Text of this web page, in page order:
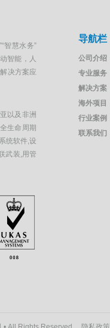
智慧水务”
智能，人
决方案应
以及非洲
生命周期
统软件,设
武装,用管
导航栏
公司介绍
专业服务
解决方案
海外项目
行业案例
联系我们